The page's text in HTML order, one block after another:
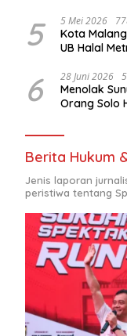
5 5 Mei 2026
Kota
UB Halal
6 28 Juni 2026
Menolak
Orang Solo
Berita Hukum
Jenis laporan
peristiwa tentang